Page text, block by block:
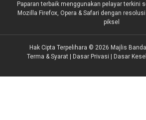
Paparan terbaik menggunakan pelayar terkini
Mozilla Firefox, Opera & Safari dengan
piksel
Hak Cipta Terpelihara © 2026 Majlis
Terma & Syarat| Dasar Privasi Dasar